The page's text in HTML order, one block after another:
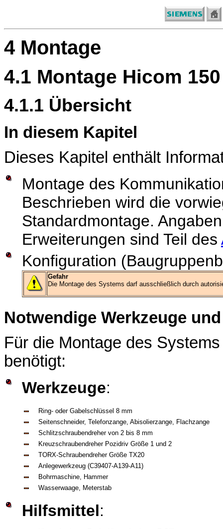
4 Montage
4.1 Montage Hicom
4.1.1 Übersicht
In diesem Kapitel
Dieses Kapitel enthält
Montage des
Beschrieben wird die
Standardmontage.
Erweiterungen sind Teil des
Konfiguration
Gefahr
Die Montage des Systems darf ausschließlich durch
Notwendige Werkzeuge
Für die Montage des
benötigt:
Werkzeuge:
Ring- oder Gabelschlüssel 8 mm
Seitenschneider, Telefonzange, Abisolierzange, Flachzange
Schlitzschraubendreher von 2 bis 8 mm
Kreuzschraubendreher Pozidriv Größe 1 und 2
TORX-Schraubendreher Größe TX20
Anlegewerkzeug (C39407-A139-A11)
Bohrmaschine, Hammer
Wasserwaage, Meterstab
Hilfsmittel: